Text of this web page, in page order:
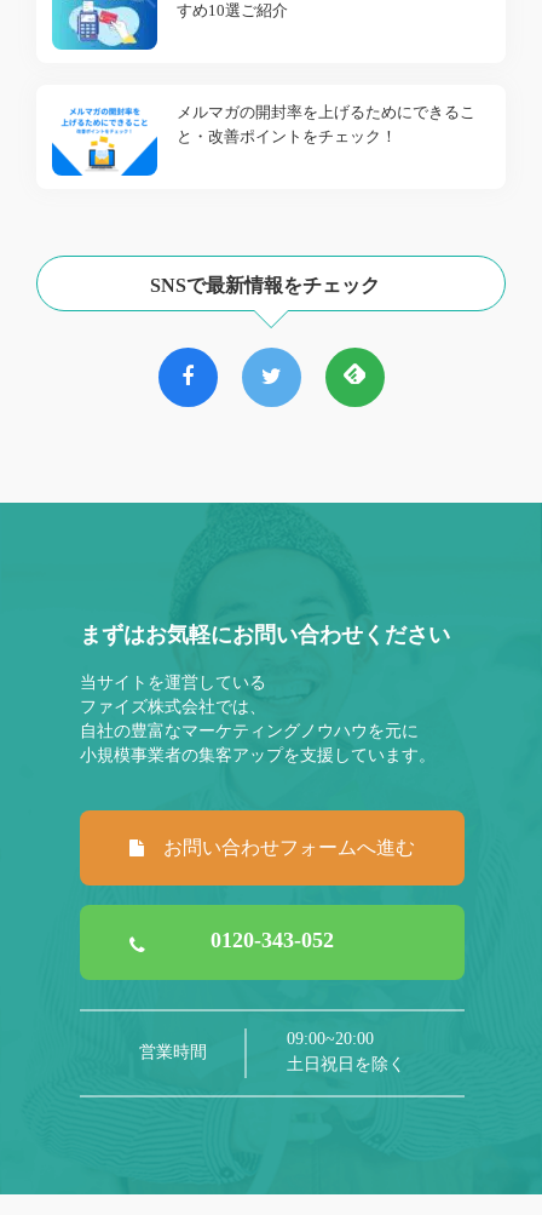
すめ10選ご紹介
メルマガの開封率を上げるためにできるこ
と・改善ポイントをチェック！
SNSで最新情報をチェック
まずはお気軽にお問い合わせください
当サイトを運営している
ファイズ株式会社では、
自社の豊富なマーケティングノウハウを元に
小規模事業者の集客アップを支援しています。
お問い合わせフォームへ進む
0120-343-052
営業時間
09:00~20:00
土日祝日を除く